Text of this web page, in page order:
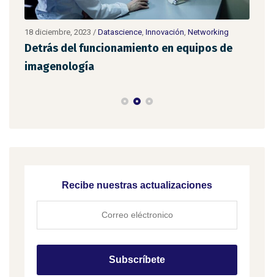
18 diciembre, 2023 / Datascience Innovación Networking
Detrás del funcionamiento en equipos de
imagenología
Recibe nuestras actualizaciones